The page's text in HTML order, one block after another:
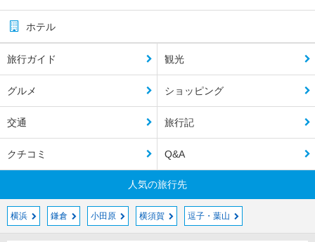
ホテル
旅行ガイド 観光
グルメ ショッピング
交通 旅行記
クチコミ Q&A
人気の旅行先
横浜 鎌倉 小田原 横須賀 逗子・葉山